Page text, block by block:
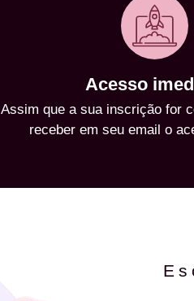
Acesso
Assim que a sua inscrição for
receber em seu email o